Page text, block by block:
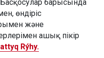
барысында
өндіріс
және
ашық пікір
Rýhy.